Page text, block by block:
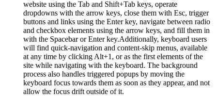
website using the Tab and Shift+Tab keys, operate
dropdowns with the arrow keys, close them with Esc, trigger
buttons and links using the Enter key, navigate between radio
and checkbox elements using the arrow keys, and fill them in
with the Spacebar or Enter key.Additionally, keyboard users
will find quick-navigation and content-skip menus, available
at any time by clicking Alt+1, or as the first elements of the
site while navigating with the keyboard. The background
process also handles triggered popups by moving the
keyboard focus towards them as soon as they appear, and not
allow the focus drift outside of it.